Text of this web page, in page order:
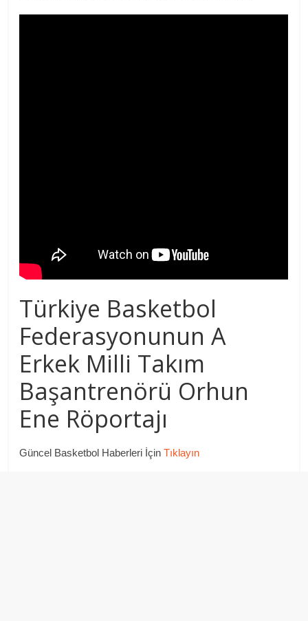
Türkiye Basketbol
Federasyonunun A
Erkek Milli Takım
Başantrenörü Orhun
Ene Röportajı
Güncel Basketbol Haberleri İçinTıklayın